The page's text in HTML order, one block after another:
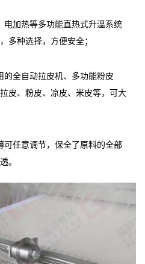
电加热等多功能直热式升温系统
多种选择，方便安全；
的全自动拉皮机、多功能粉皮
皮、粉皮、凉皮、米皮等，可大
可任意调节，保全了原料的全部
。